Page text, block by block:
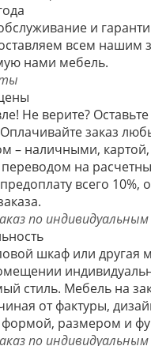
и
всем нашим
нами мебель.
Не верите? Оставьте
заказ
– наличными, картой,
на
всего 10%,
шкаф или другая
стиль. Мебель на
от фактуры,
формой, размером и